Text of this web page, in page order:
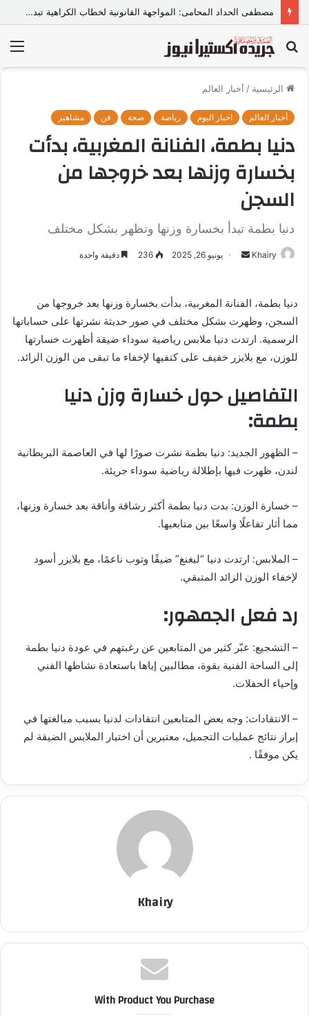
مصطفى الحداد المحامى: المواجهة القانونية لخطاب الكراهية تبدأ بتشريع واضح ووعي مجتمعي
بحث
عن
الرئيسية / أخبار العالم
أخبار العالم اخبار اليوم رياضة صحة فن مشاهير
دنيا بطمة، الفنانة المغربية، بدأت
بخسارة وزنها بعد خروجها من
السجن
دنيا بطمة تبدأ بخسارة وزنها وتظهر بشكل مختلف
Khairy
ل
ر
ي
إ
ت
ر
ن
ي
يونيو 26, 2025 236 دقيقة واحدة
دنيا بطمة، الفنانة المغربية، بدأت بخسارة وزنها بعد خروجها من
السجن، وظهرت بشكل مختلف في صور حديثة نشرتها على حساباتها
الرسمية. ارتدت دنيا ملابس رياضية سوداء ضيقة أظهرت خسارتها
للوزن، مع بلايزر خفيف على كتفيها لإخفاء ما تبقى من الوزن الزائد.
التفاصيل حول خسارة وزن دنيا
بطمة:
– الظهور الجديد: دنيا بطمة نشرت صورًا لها في العاصمة البريطانية
لندن، ظهرت فيها بإطلالة رياضية سوداء جريئة.
– خسارة الوزن: بدت دنيا بطمة أكثر رشاقة وأناقة بعد خسارة وزنها،
مما أثار تفاعلًا واسعًا بين متابعيها.
– الملابس: ارتدت دنيا “ليغنغ” ضيقًا وتوب ناعمًا، مع بلايزر أسود
لإخفاء الوزن الزائد المتبقي.
رد فعل الجمهور:
– التشجيع: عبّر كثير من المتابعين عن رغبتهم في عودة دنيا بطمة
إلى الساحة الفنية بقوة، مطالبين إياها باستعادة نشاطها الفني
وإحياء الحفلات.
– الانتقادات: وجه بعض المتابعين انتقادات لدنيا بسبب مبالغتها في
إبراز نتائج عمليات التجميل، معتبرين أن اختيار الملابس الضيقة لم
يكن موفقًا .
Khairy
With Product You Purchase